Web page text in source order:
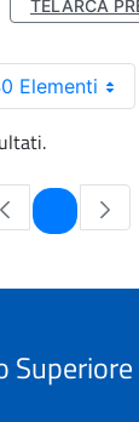
TELARCA
Elementi
Pagina